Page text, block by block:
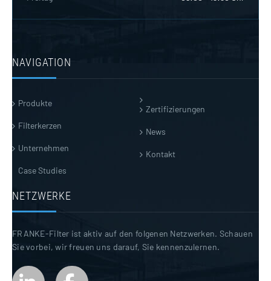
NAVIGATION
Produkte
Filterkerzen
Unternehmen
Case Studies
Zertifizierungen
News
Kontakt
NETZWERKE
FRANKE-Filter ist aktiv auf den folgenen Netzwerken. Schauen
Sie vorbei, wir freuen uns darauf, Sie kennenzulernen.